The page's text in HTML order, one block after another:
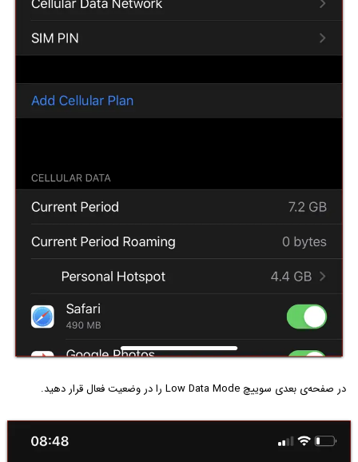
در صفحه‌ی بعدی سوییچ Low Data Mode را در وضعیت فعال قرار دهید.